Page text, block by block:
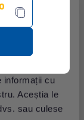
și
și pentru
de
informații cu
Aceștia le
sau culese